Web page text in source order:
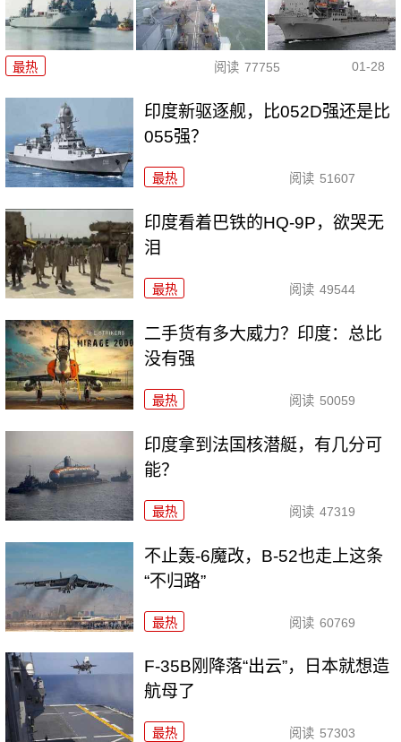
最热 阅读 77755 01-28
印度新驱逐舰，比052D强还是比
055强？
最热 阅读 51607
印度看着巴铁的HQ-9P，欲哭无
泪
最热 阅读 49544
二手货有多大威力？印度：总比
没有强
最热 阅读 50059
印度拿到法国核潜艇，有几分可
能？
最热 阅读 47319
不止轰-6魔改，B-52也走上这条
“不归路”
最热 阅读 60769
F-35B刚降落“出云”，日本就想造
航母了
最热 阅读 57303